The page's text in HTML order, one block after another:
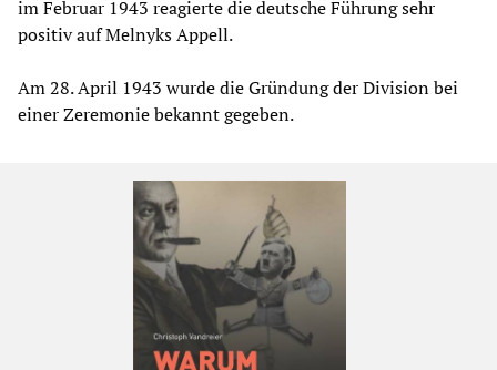
im Februar 1943 reagierte die deutsche Führung sehr
positiv auf Melnyks Appell.
Am 28. April 1943 wurde die Gründung der Division bei
einer Zeremonie bekannt gegeben.